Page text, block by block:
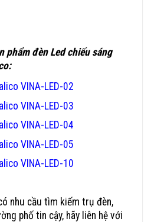
phẩm đèn Led chiếu sáng
VINA-LED-02
VINA-LED-03
VINA-LED-04
VINA-LED-05
VINA-LED-10
nhu cầu tìm kiếm trụ đèn,
phố tin cậy, hãy liên hệ với